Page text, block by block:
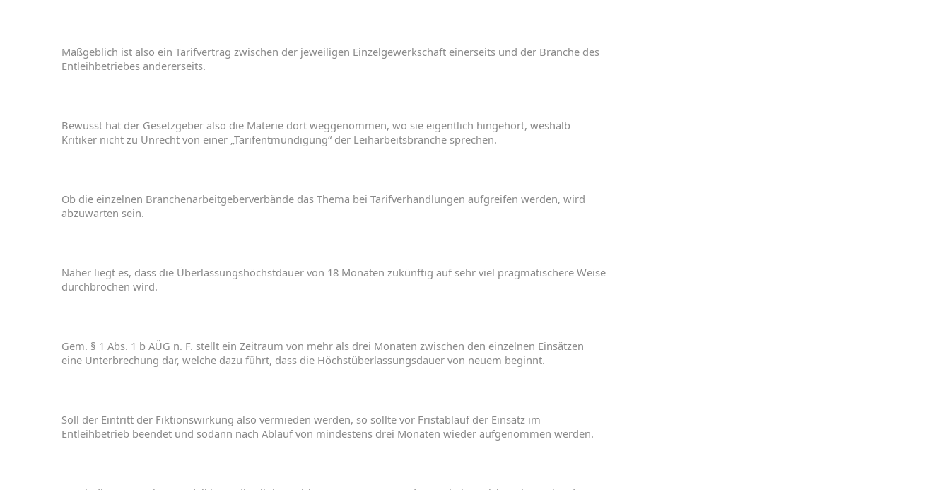
Maßgeblich ist also ein Tarifvertrag zwischen der jeweiligen Einzelgewerkschaft einerseits und der Branche des
Entleihbetriebes andererseits.
Bewusst hat der Gesetzgeber also die Materie dort weggenommen, wo sie eigentlich hingehört, weshalb
Kritiker nicht zu Unrecht von einer „Tarifentmündigung“ der Leiharbeitsbranche sprechen.
Ob die einzelnen Branchenarbeitgeberverbände das Thema bei Tarifverhandlungen aufgreifen werden, wird
abzuwarten sein.
Näher liegt es, dass die Überlassungshöchstdauer von 18 Monaten zukünftig auf sehr viel pragmatischere Weise
durchbrochen wird.
Gem. § 1 Abs. 1 b AÜG n. F. stellt ein Zeitraum von mehr als drei Monaten zwischen den einzelnen Einsätzen
eine Unterbrechung dar, welche dazu führt, dass die Höchstüberlassungsdauer von neuem beginnt.
Soll der Eintritt der Fiktionswirkung also vermieden werden, so sollte vor Fristablauf der Einsatz im
Entleihbetrieb beendet und sodann nach Ablaufvon mindestens drei Monaten wieder aufgenommen werden.